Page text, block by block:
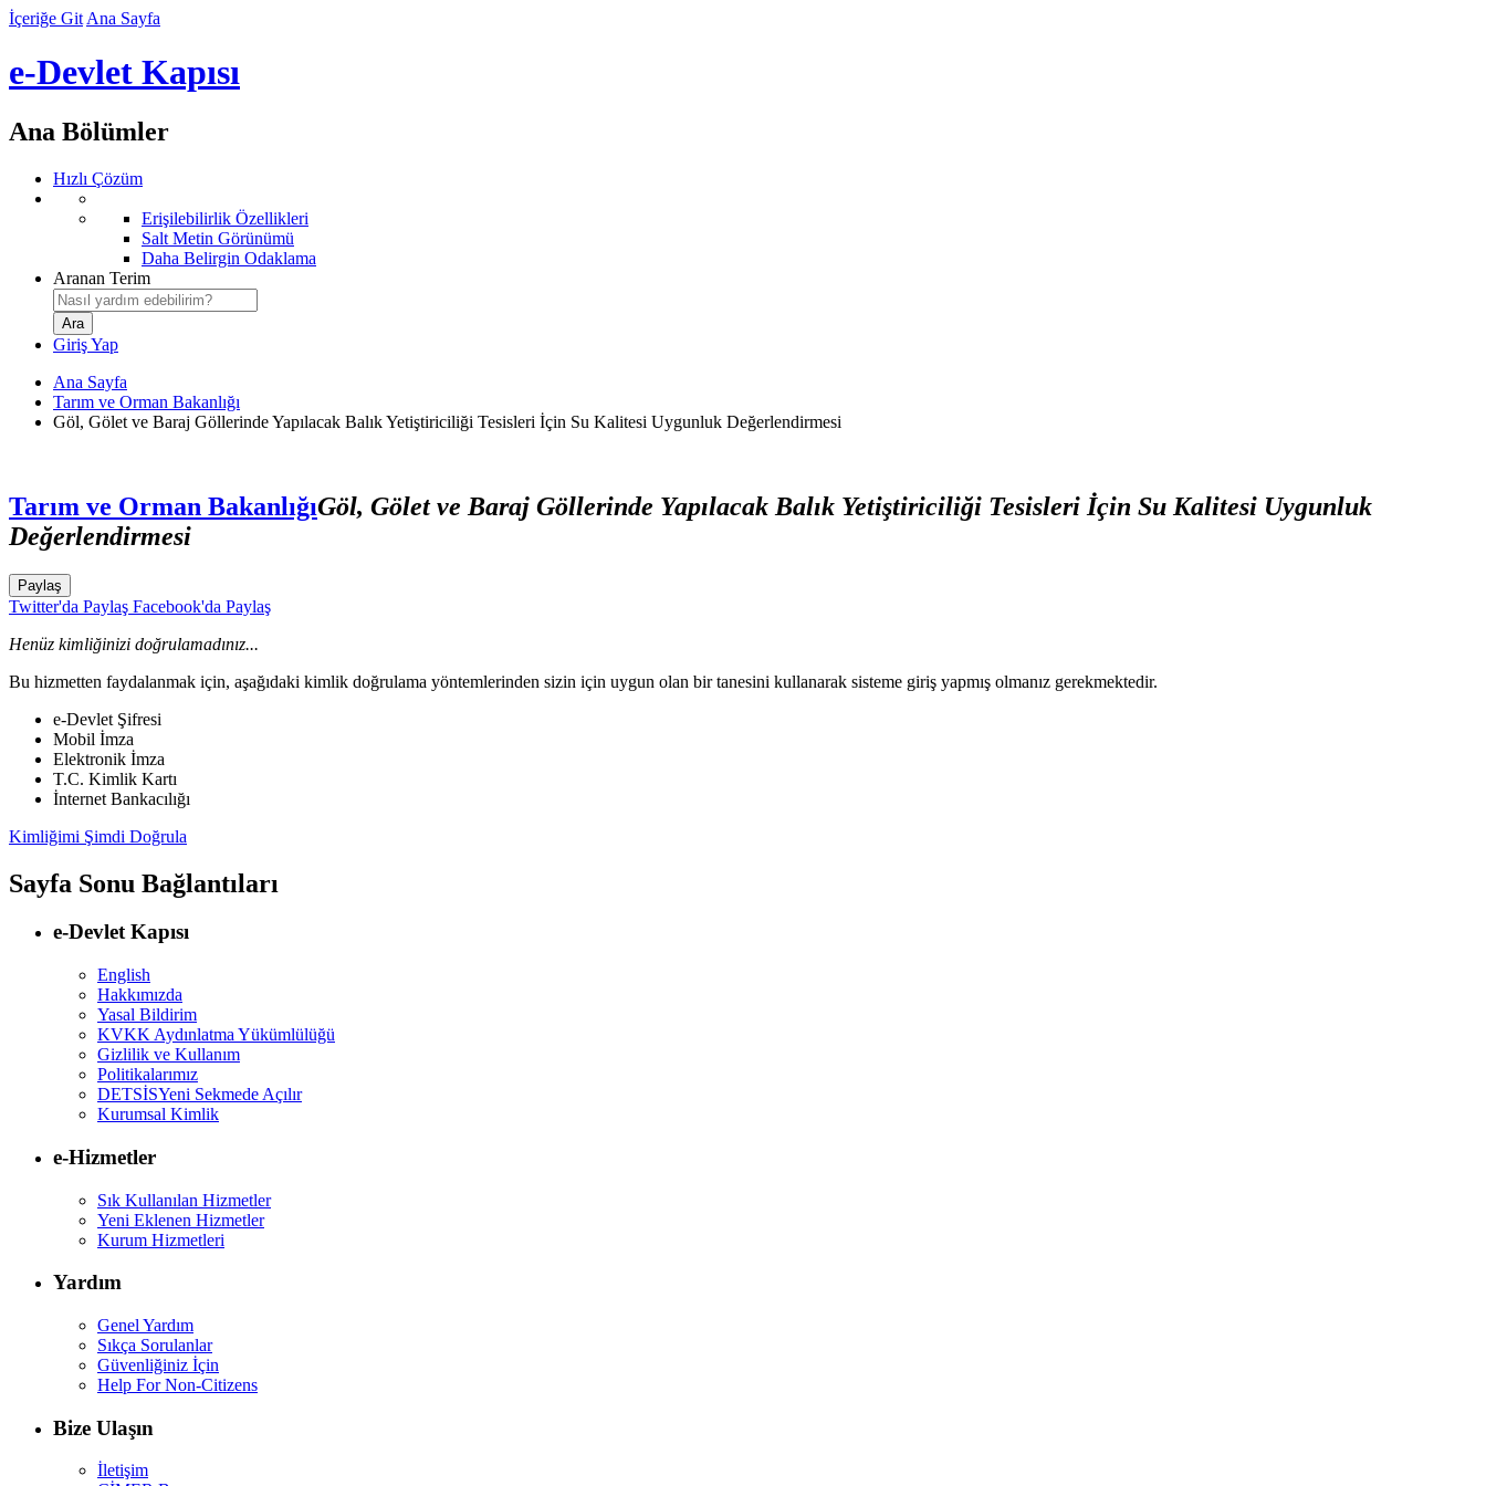
İçeriğe Git Ana Sayfa
e-Devlet Kapısı
Ana Bölümler
Hızlı Çözüm
Erişilebilirlik Özellikleri
Salt Metin Görünümü
Daha Belirgin Odaklama
Aranan Terim
Giriş Yap
Ana Sayfa
Tarım ve Orman Bakanlığı
Göl, Gölet ve Baraj Göllerinde Yapılacak Balık Yetiştiriciliği Tesisleri İçin Su Kalitesi Uygunluk Değerlendirmesi
Tarım ve Orman BakanlığıGöl, Gölet ve Baraj Göllerinde Yapılacak Balık Yetiştiriciliği Tesisleri İçin Su Kalitesi Uygunluk
Değerlendirmesi
Paylaş
Twitter'da Paylaş Facebook'da Paylaş
Henüz kimliğinizi doğrulamadınız...
Bu hizmetten faydalanmak için, aşağıdaki kimlik doğrulama yöntemlerinden sizin için uygun olan bir tanesini kullanarak sisteme giriş yapmış olmanız gerekmektedir.
e-Devlet Şifresi
Mobil İmza
Elektronik İmza
T.C. Kimlik Kartı
İnternet Bankacılığı
Kimliğimi Şimdi Doğrula
Sayfa Sonu Bağlantıları
e-Devlet Kapısı
English
Hakkımızda
Yasal Bildirim
KVKK Aydınlatma Yükümlülüğü
Gizlilik ve Kullanım
Politikalarımız
DETSİSYeni Sekmede Açılır
Kurumsal Kimlik
e-Hizmetler
Sık Kullanılan Hizmetler
Yeni Eklenen Hizmetler
Kurum Hizmetleri
Yardım
Genel Yardım
Sıkça Sorulanlar
Güvenliğiniz İçin
Help For Non-Citizens
Bize Ulaşın
İletişim